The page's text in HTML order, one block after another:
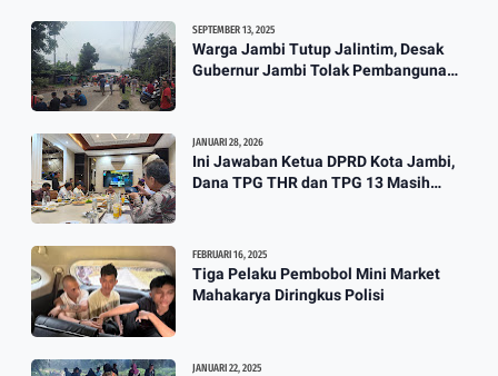
SEPTEMBER 13, 2025
Warga Jambi Tutup Jalintim, Desak
Gubernur Jambi Tolak Pembangunan
JANUARI 28, 2026
Ini Jawaban Ketua DPRD Kota Jambi,
Dana TPG THR dan TPG 13 Masih
FEBRUARI 16, 2025
Tiga Pelaku Pembobol Mini Market
Mahakarya Diringkus Polisi
JANUARI 22, 2025